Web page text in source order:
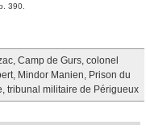
390.
, Camp de Gurs, colonel
, Mindor Manien, Prison du
, tribunal militaire de Périgueux